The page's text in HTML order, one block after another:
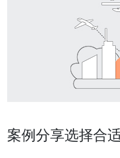
案例分享选择合